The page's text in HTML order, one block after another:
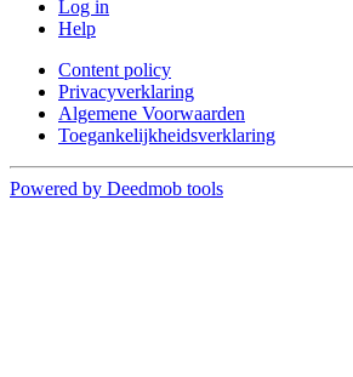
Log in
Help
Content policy
Privacyverklaring
Algemene Voorwaarden
Toegankelijkheidsverklaring
Powered by Deedmob tools